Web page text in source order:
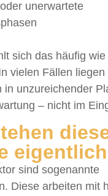
unerwartete
sich das häufig wie
vielen Fällen liegen
in unzureichender
– nicht im
sind sogenannte
Diese arbeiten mit